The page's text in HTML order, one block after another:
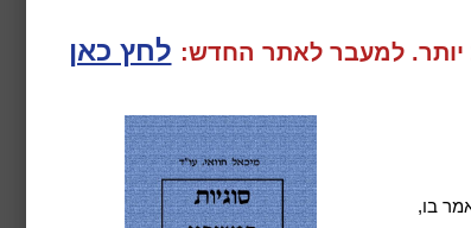
יותר. למעבר לאתר החדש: לחץ כאן
בו,